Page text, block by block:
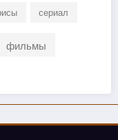
сериал
фильмы